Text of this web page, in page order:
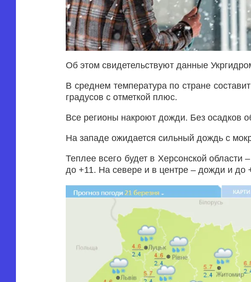
Об этом свидетельствуют данные
В среднем температура по стране
градусов с отметкой плюс.
Все регионы накроют дожди. Без осадков
На западе ожидается сильный дождь с
Теплее всего будет в Херсонской
до +11. На севере и в центре – дожди и до